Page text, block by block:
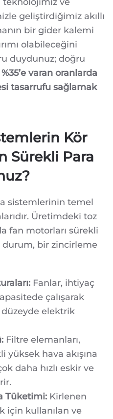
geliştirdiğimiz akıllı
bir gider kalemi
olabileceğini
duydunuz; doğru
%35’e varan oranlarda
tasarrufu sağlamak
Kör
Sürekli Para
sistemlerinin temel
Üretimdeki toz
fan motorları sürekli
durum, bir zincirleme
Fanlar, ihtiyaç
çalışarak
elektrik
Filtre elemanları,
yüksek hava akışına
daha hızlı eskir ve
Tüketimi: Kirlenen
için kullanılan ve